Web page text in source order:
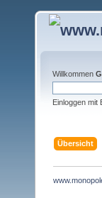
Willkommen
Einloggen mit
Übersicht